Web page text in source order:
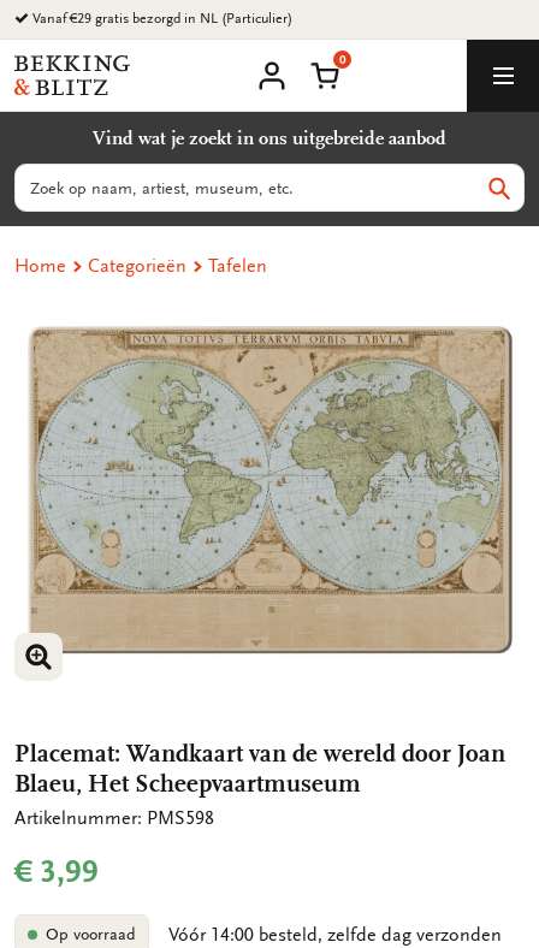
Ga
naar
content
Bekking
&
B.V.
account
Winkelmand
0
Vind wat je zoekt in ons uitgebreide aanbod
Zoeken
Home Categorieën Tafelen
VERGROOT AFBEELDING
Placemat: Wandkaart van de wereld door Joan
Blaeu, Het Scheepvaartmuseum
Artikelnummer: PMS598
€ 3,99
Op voorraad Vóór 14:00 besteld, zelfde dag verzonden